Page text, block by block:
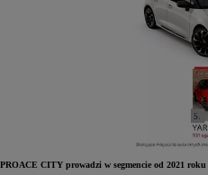
PROACE CITY prowadzi w segmencie od 2021 roku